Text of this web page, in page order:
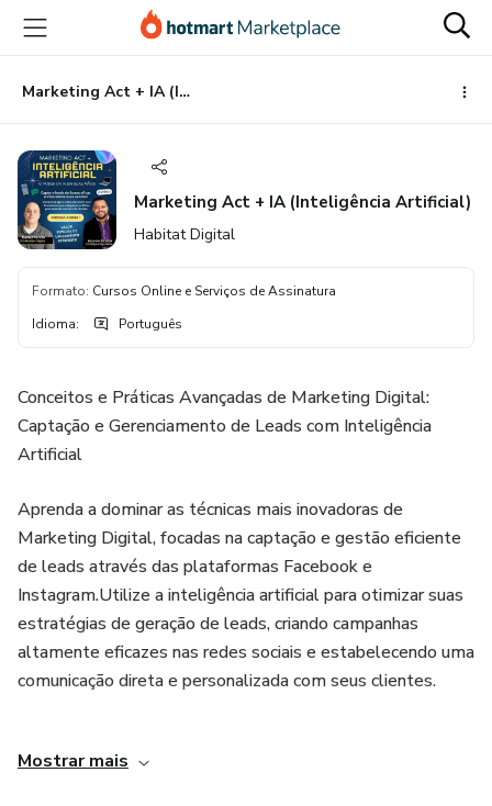
para
conteúdo
principal
para
pagamento
para
rodapé
Marketing Act + IA (Inteligência Artificial)
Marketing Act + IA (Inteligência Artificial)
Habitat Digital
Formato: Cursos Online e Serviços de Assinatura
Idioma: Português
Conceitos e Práticas Avançadas de Marketing Digital:
Captação e Gerenciamento de Leads com Inteligência
Artificial
Aprenda a dominar as técnicas mais inovadoras de
Marketing Digital, focadas na captação e gestão eficiente
de leads através das plataformas Facebook e
Instagram.Utilize a inteligência artificial para otimizar suas
estratégias de geração de leads, criando campanhas
altamente eficazes nas redes sociais e estabelecendo uma
comunicação direta e personalizada com seus clientes.
dois especialistas renomados:
Mostrar mais